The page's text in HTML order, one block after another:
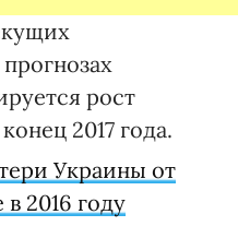
рост
2017 года.
Украины от
2016 году